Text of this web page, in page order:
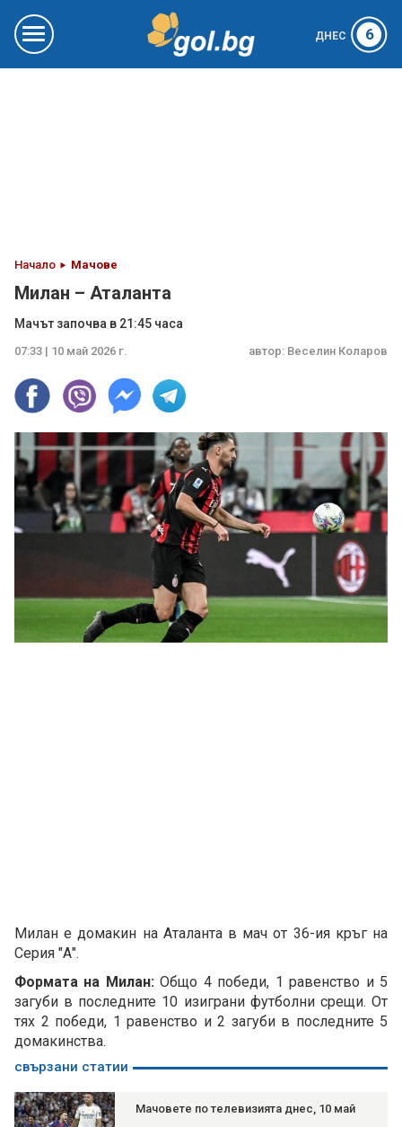
ДНЕС 6
Начало Мачове
Милан – Аталанта
Мачът започва в 21:45 часа
07:33 | 10 май 2026 г. автор: Веселин Коларов
Милан е домакин на Аталанта в мач от 36-ия кръг на
Серия "А".
Формата на Милан:Общо 4 победи, 1 равенство и 5
загуби в последните 10 изиграни футболни срещи. От
тях 2 победи, 1 равенство и 2 загуби в последните 5
домакинства.
свързани статии
Мачовете по телевизията днес, 10 май